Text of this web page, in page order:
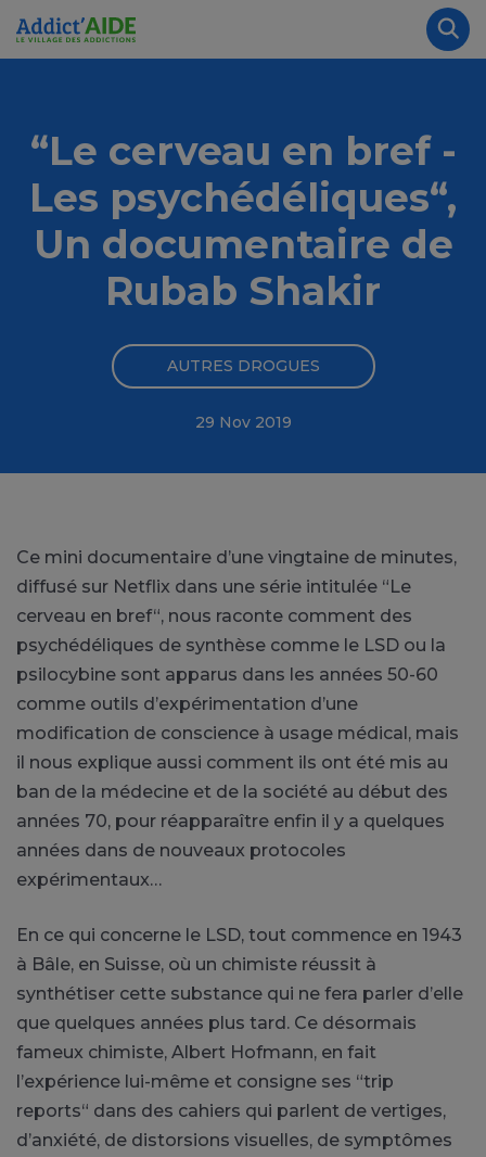
Aller au contenu principal
“Le cerveau en bref -
Les psychédéliques“,
Un documentaire de
Rubab Shakir
AUTRES DROGUES
29 Nov 2019
Ce mini documentaire d’une vingtaine de minutes,
diffusé sur Netflix dans une série intitulée “Le
cerveau en bref“, nous raconte comment des
psychédéliques de synthèse comme le LSD ou la
psilocybine sont apparus dans les années 50-60
comme outils d’expérimentation d’une
modification de conscience à usage médical, mais
il nous explique aussi comment ils ont été mis au
ban de la médecine et de la société au début des
années 70, pour réapparaître enfin il y a quelques
années dans de nouveaux protocoles
expérimentaux…
En ce qui concerne le LSD, tout commence en 1943
à Bâle, en Suisse, où un chimiste réussit à
synthétiser cette substance qui ne fera parler d’elle
que quelques années plus tard. Ce désormais
fameux chimiste, Albert Hofmann, en fait
l’expérience lui-même et consigne ses “trip
reports“ dans des cahiers qui parlent de vertiges,
d’anxiété, de distorsions visuelles, de symptômes
Panneau de gestion des cookies